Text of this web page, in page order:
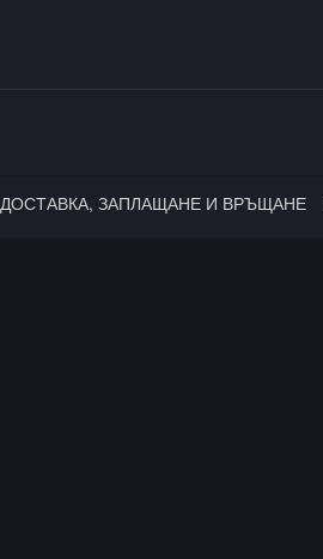
ДОСТАВКА, ЗАПЛАЩАНЕ И ВРЪЩАНЕ